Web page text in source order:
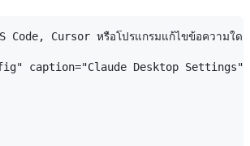
Cursor หรือโปรแกรมแก้ไขข้อความใดๆ
Desktop Settings" zoom